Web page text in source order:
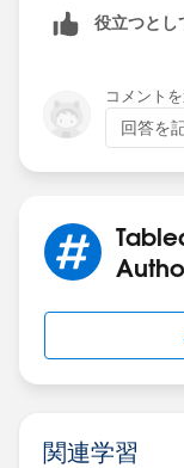
3) Add
役立つとし
コメント
回答を
関連学習